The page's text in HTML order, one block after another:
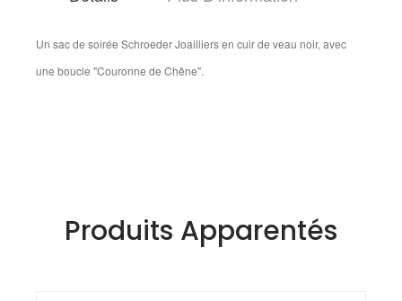
Un sac de soirée Schroeder Joailliers en cuir de veau noir, avec
une boucle "Couronne de Chêne".
Produits Apparentés